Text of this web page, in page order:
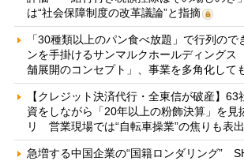
は“社会保障制度の改革議論”と指摘
「30種類以上のパン食べ放題」で行列ので
ンを手掛けるサンマルクホールディング
舗展開のコンセプト」、事業を多角化して
【クレジット決済代行・全東信が破産】
資をしながら「20年以上の粉飾決算」を見
リ 営業現場では“自転車操業”の焦りも表
急増する中国企業の“国籍ロンダリング”